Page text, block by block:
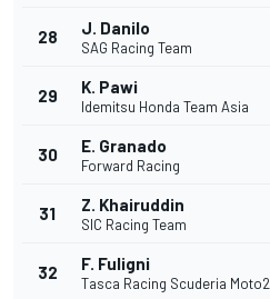
28 J. Danilo
SAG Racing Team
29 K. Pawi
Idemitsu Honda Team Asia
30 E. Granado
Forward Racing
31 Z. Khairuddin
SIC Racing Team
32 F. Fuligni
Tasca Racing Scuderia Moto2